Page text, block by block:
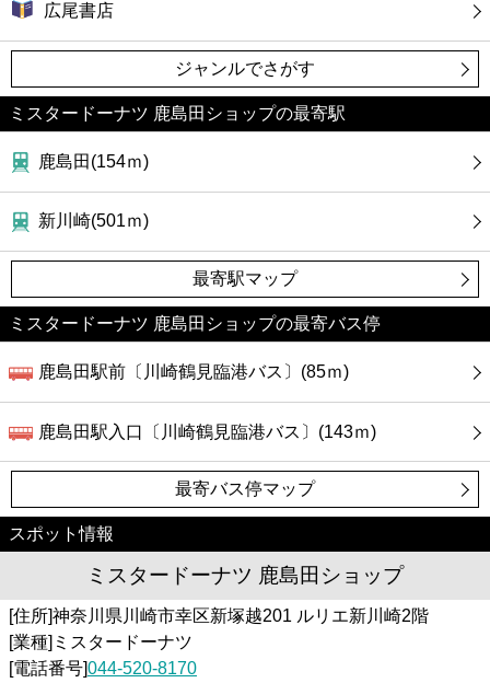
広尾書店
ジャンルでさがす
ミスタードーナツ 鹿島田ショップの最寄駅
鹿島田(154ｍ)
新川崎(501ｍ)
最寄駅マップ
ミスタードーナツ 鹿島田ショップの最寄バス停
鹿島田駅前〔川崎鶴見臨港バス〕(85ｍ)
鹿島田駅入口〔川崎鶴見臨港バス〕(143ｍ)
最寄バス停マップ
スポット情報
ミスタードーナツ 鹿島田ショップ
[住所]神奈川県川崎市幸区新塚越201 ルリエ新川崎2階
[業種]ミスタードーナツ
[電話番号]044-520-8170